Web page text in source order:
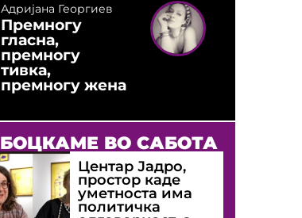
Адријана Георгиев
Премногу
гласна,
премногу
тивка,
премногу жена
БОЦКАМЕ ВО САБОТА
Центар Јадро,
простор каде
уметноста има
политичка